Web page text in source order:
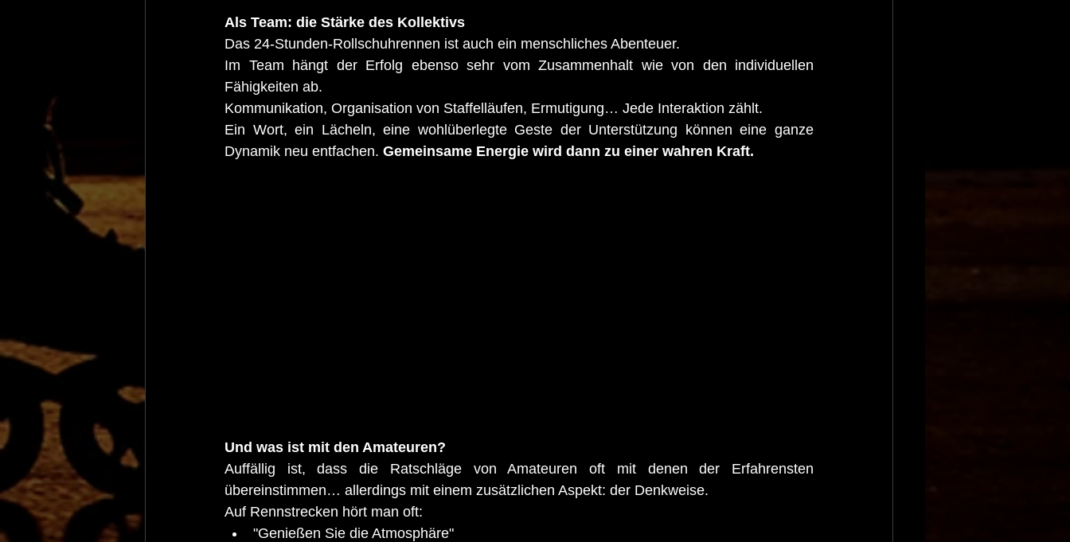
Als Team: die Stärke des Kollektivs
Das 24-Stunden-Rollschuhrennen ist auch ein menschliches Abenteuer.
Im Team hängt der Erfolg ebenso sehr vom Zusammenhalt wie von den individuellen
Fähigkeiten ab.
Kommunikation, Organisation von Staffelläufen, Ermutigung… Jede Interaktion zählt.
Ein Wort, ein Lächeln, eine wohlüberlegte Geste der Unterstützung können eine ganze
Dynamik neu entfachen. Gemeinsame Energie wird dann zu einer wahren Kraft.
Und was ist mit den Amateuren?
Auffällig ist, dass die Ratschläge von Amateuren oft mit denen der Erfahrensten
übereinstimmen… allerdings mit einem zusätzlichen Aspekt: der Denkweise.
Auf Rennstrecken hört man oft:
"Genießen Sie die Atmosphäre"